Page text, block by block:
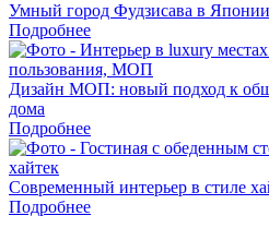
Умный город Фудзисава в Японии
Подробнее
Дизайн МОП: новый подход к
дома
Подробнее
Современный интерьер в стиле
Подробнее